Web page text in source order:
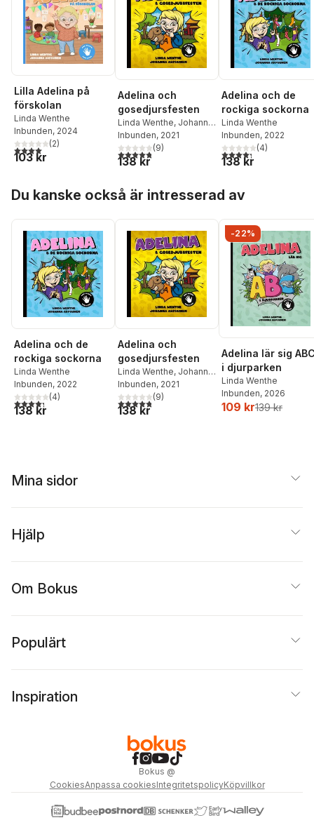
Lilla Adelina på
förskolan
Linda Wenthe
Inbunden, 2024
4,0utav 5 stjärnor. Totalt antal röster:
(2)
103 kr
Adelina och
gosedjursfesten
Linda Wenthe, Johanna
Arpiainen
Inbunden, 2021
4,8utav 5 stjärnor. Totalt antal röster:
(9)
138 kr
Adelina och de
rockiga sockorna
Linda Wenthe
Inbunden, 2022
4,3utav 5 stjärnor.
(4)
138 kr
Du kanske också är intresserad av
Adelina och de
rockiga sockorna
Linda Wenthe
Inbunden, 2022
4,3utav 5 stjärnor. Totalt antal röster:
(4)
138 kr
Adelina och
gosedjursfesten
Linda Wenthe, Johanna
Arpiainen
Inbunden, 2021
4,8utav 5 stjärnor. Totalt antal röster:
(9)
138 kr
-22%
Adelina lär sig
i djurparken
Linda Wenthe
Inbunden, 2026
109 kr139 kr
Mina sidor
Hjälp
Om Bokus
Populärt
Inspiration
Bokus @
CookiesAnpassa cookiesIntegritetspolicyKöpvillkor